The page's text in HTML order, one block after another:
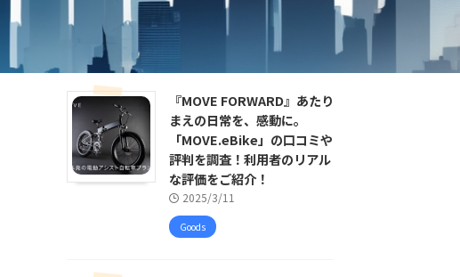
『MOVE FORWARD』あたり
まえの日常を、感動に。
「MOVE.eBike」の口コミや
評判を調査！利用者のリアル
な評価をご紹介！
2025/3/11
Goods